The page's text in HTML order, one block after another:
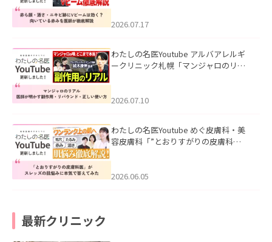
した。
2026.07.17
わたしの名医Youtube アルバアレルギ
ークリニック札幌「マンジャロのリア
た。
2026.07.10
わたしの名医Youtube めぐ皮膚科・美
容皮膚科「”とおりすがりの皮膚科
2026.06.05
最新クリニック